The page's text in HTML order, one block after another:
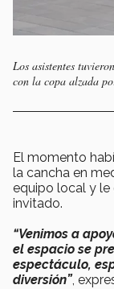
Los asistentes
con la copa alzada
El momento
la cancha en
equipo local y le
invitado.
“Venimos a
el espacio se
espectáculo,
diversión”,